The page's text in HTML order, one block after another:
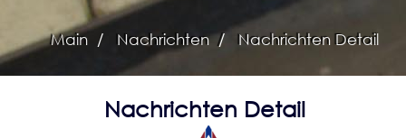
Main Nachrichten Nachrichten Detail
Nachrichten Detail